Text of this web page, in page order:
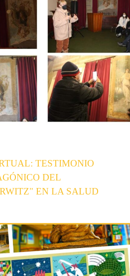
TESTIMONIO
DEL
EN LA SALUD